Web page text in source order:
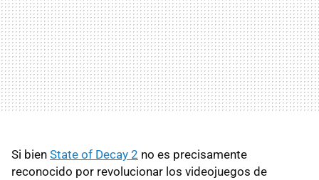
Si bien State of Decay 2 no es precisamente
reconocido por revolucionar los videojuegos de